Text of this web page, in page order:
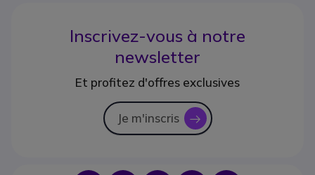
Inscrivez-vous à notre
newsletter
Et profitez d'offres exclusives
Je m'inscris icon